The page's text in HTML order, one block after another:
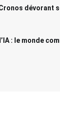
dévorant
: le monde